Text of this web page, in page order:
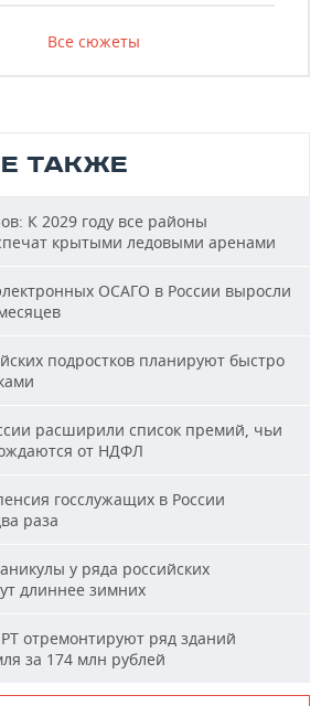
Все сюжеты
ТАКЖЕ
К 2029 году все районы
крытыми ледовыми аренами
ОСАГО в России выросли
подростков планируют быстро
расширили список премий, чьи
от НДФЛ
госслужащих в России
раза
у ряда российских
длиннее зимних
отремонтируют ряд зданий
за 174 млн рублей